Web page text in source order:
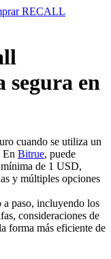
RECALL
en
cuando se utiliza un
En Bitrue, puede
de 1 USD,
y múltiples opciones
a paso, incluyendo los
consideraciones de
forma más eficiente de